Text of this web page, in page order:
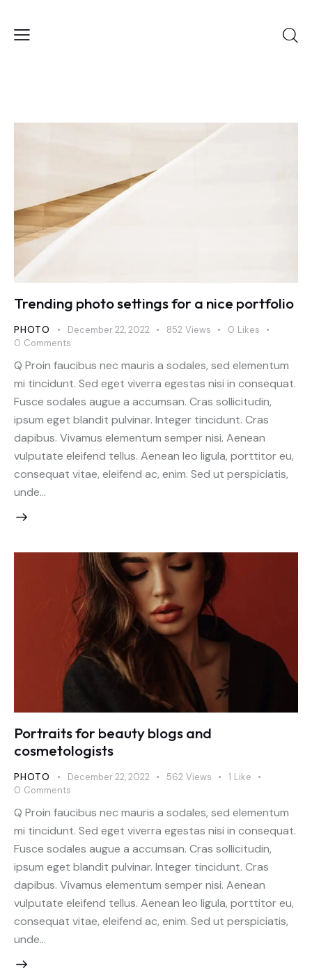
Trending photo settings for a nice portfolio
PHOTO December 22, 2022 852 Views 0 Likes
0 Comments
Q Proin faucibus nec mauris a sodales, sed elementum
mi tincidunt. Sed eget viverra egestas nisi in consequat.
Fusce sodales augue a accumsan. Cras sollicitudin,
ipsum eget blandit pulvinar. Integer tincidunt. Cras
dapibus. Vivamus elementum semper nisi. Aenean
vulputate eleifend tellus. Aenean leo ligula, porttitor eu,
consequat vitae, eleifend ac, enim. Sed ut perspiciatis,
unde…
Portraits for beauty blogs and
cosmetologists
PHOTO December 22, 2022 562 Views 1 Like
0 Comments
Q Proin faucibus nec mauris a sodales, sed elementum
mi tincidunt. Sed eget viverra egestas nisi in consequat.
Fusce sodales augue a accumsan. Cras sollicitudin,
ipsum eget blandit pulvinar. Integer tincidunt. Cras
dapibus. Vivamus elementum semper nisi. Aenean
vulputate eleifend tellus. Aenean leo ligula, porttitor eu,
consequat vitae, eleifend ac, enim. Sed ut perspiciatis,
unde…